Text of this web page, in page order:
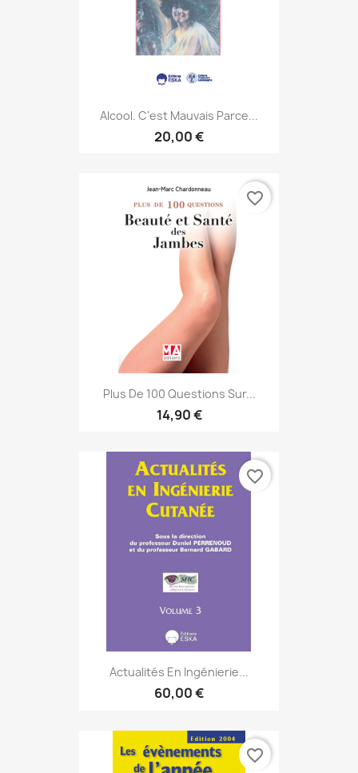
Alcool. C'est Mauvais Parce...
20,00 €
Plus De 100 Questions Sur...
14,90 €
favorite_border
Actualités En Ingénierie...
60,00 €
favorite_border
favorite_border